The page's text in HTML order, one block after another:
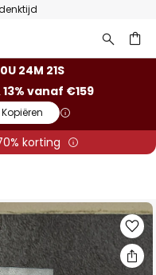
24M 20S
vanaf €159
Kopiëren
korting